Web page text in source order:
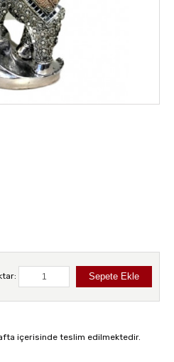
içerisinde teslim edilmektedir.